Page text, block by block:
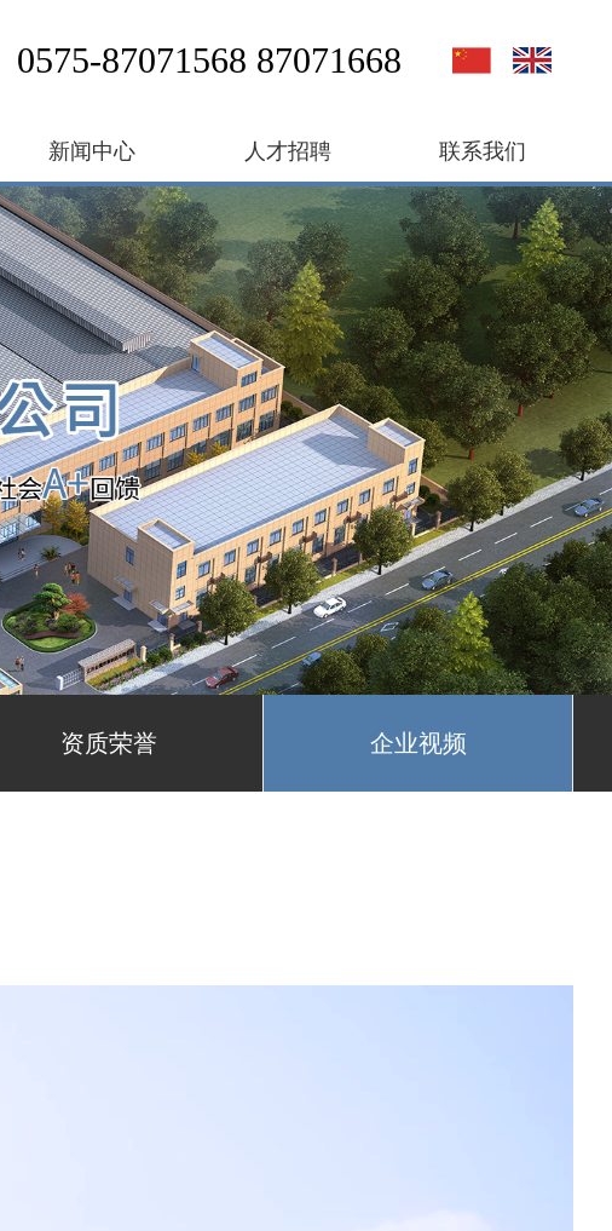
0575-87071568 87071668
新闻中心 人才招聘 联系我们
资质荣誉 企业视频